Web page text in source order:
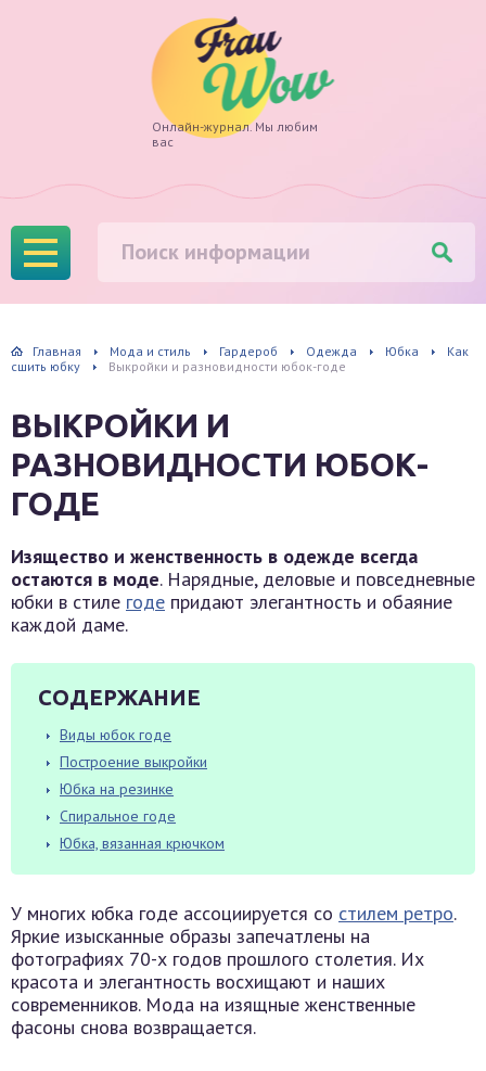
Frau
Wow
Онлайн-журнал. Мы любим
вас
Главная Мода и стиль Гардероб Одежда Юбка
Как
сшить юбку
Выкройки и разновидности юбок-годе
ВЫКРОЙКИ И
РАЗНОВИДНОСТИ ЮБОК-
ГОДЕ
Изящество и женственность в одежде всегда
остаются в моде. Нарядные, деловые и повседневные
юбки в стиле годе придают элегантность и обаяние
каждой даме.
СОДЕРЖАНИЕ
Виды юбок годе
Построение выкройки
Юбка на резинке
Спиральное годе
Юбка, вязанная крючком
У многих юбка годе ассоциируется со стилем ретро.
Яркие изысканные образы запечатлены на
фотографиях 70-х годов прошлого столетия. Их
красота и элегантность восхищают и наших
современников. Мода на изящные женственные
фасоны снова возвращается.